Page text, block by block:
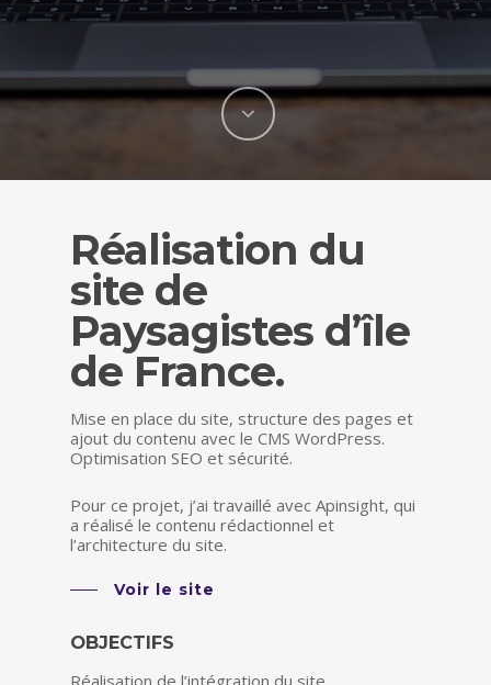
Réalisation du
site de
Paysagistes d’île
de France.
Mise en place du site, structure des pages et
ajout du contenu avec le CMS WordPress.
Optimisation SEO et sécurité.
Pour ce projet, j’ai travaillé avec Apinsight, qui
a réalisé le contenu rédactionnel et
l’architecture du site.
Voir le site
OBJECTIFS
Réalisation de l’intégration du site